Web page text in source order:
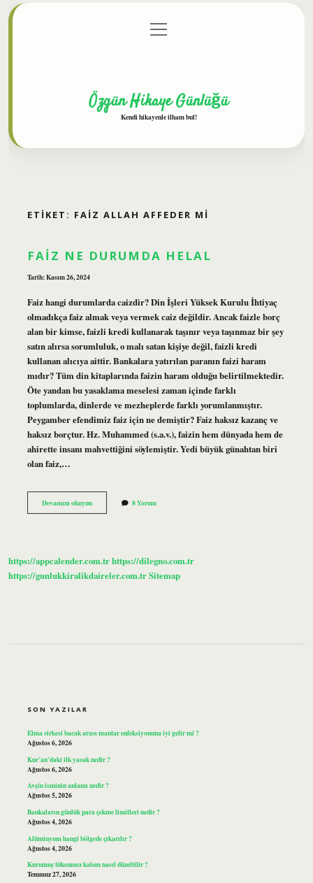
Gizlilik Politikası
menüyü
aç
Özgün Hikaye Günlüğü
Kendi hikayenle ilham bul!
ETIKET: FAIZ ALLAH AFFEDER MI
FAIZ NE DURUMDA HELAL
Tarih: Kasım 26, 2024
Faiz hangi durumlarda caizdir? Din İşleri Yüksek Kurulu İhtiyaç
olmadıkça faiz almak veya vermek caiz değildir. Ancak faizle borç
alan bir kimse, faizli kredi kullanarak taşınır veya taşınmaz bir şey
satın alırsa sorumluluk, o malı satan kişiye değil, faizli kredi
kullanan alıcıya aittir. Bankalara yatırılan paranın faizi haram
mıdır? Tüm din kitaplarında faizin haram olduğu belirtilmektedir.
Öte yandan bu yasaklama meselesi zaman içinde farklı
toplumlarda, dinlerde ve mezheplerde farklı yorumlanmıştır.
Peygamber efendimiz faiz için ne demiştir? Faiz haksız kazanç ve
haksız borçtur. Hz. Muhammed (s.a.v.), faizin hem dünyada hem de
ahirette insanı mahvettiğini söylemiştir. Yedi büyük günahtan biri
olan faiz,…
Devamını okuyunFaiz
Ne
8 Yorum
https://appcalender.com.trhttps://dilegno.com.tr
https://gunlukkiralikdaireler.com.trSitemap
SON YAZILAR
Elma sirkesi bacak arası mantar enfeksiyonuna iyi gelir mi ?
Ağustos 6, 2026
Kur’an’daki ilk yasak nedir ?
Ağustos 6, 2026
Avşin isminin anlamı nedir ?
Ağustos 5, 2026
Bankaların günlük para çekme limitleri nedir ?
Ağustos 4, 2026
Alüminyum hangi bölgede çıkarılır ?
Ağustos 4, 2026
Kurumuş tükenmez kalem nasıl düzeltilir ?
Temmuz 27, 2026